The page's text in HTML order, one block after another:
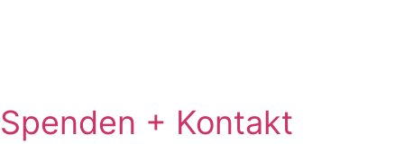
Spenden + Kontakt